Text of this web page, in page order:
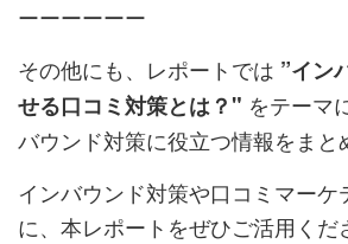
ーーーーーー
その他にも、レポートでは ”イン
せる口コミ対策とは？" をテーマ
バウンド対策に役立つ情報をまと
インバウンド対策や口コミマーケ
に、本レポートをぜひご活用くだ